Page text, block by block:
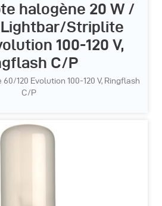
halogène 20 W /
Lightbar/Striplite
100-120 V,
C/P
120 Evolution 100-120 V, Ringflash
C/P